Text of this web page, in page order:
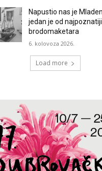
Napustio nas je
jedan je od
brodomaketara
6. kolovoza 2026.
Load more